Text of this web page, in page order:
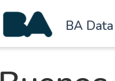
BA Data